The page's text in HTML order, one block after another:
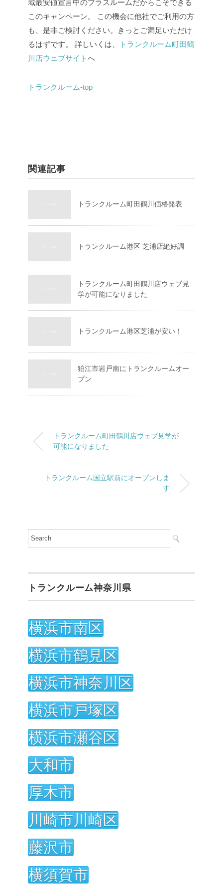
域最安値宣言中のプラスルームだからこそできる
このキャンペーン。
この機会に他社でご利用の方
も、是非ご検討ください。きっとご満足いただけ
るはずです。
詳しいくは、
トランクルーム町田鶴
川店ウェブサイトへ
トランクルーム-top
関連記事
トランクルーム町田鶴川価格発表
トランクルーム港区 芝浦店絶好調
トランクルーム町田鶴川店ウェブ見
学が可能になりました
トランクルーム港区芝浦が安い！
狛江市岩戸南にトランクルームオー
プン
トランクルーム町田鶴川店ウェブ見学が
可能になりました
トランクルーム国立駅前にオープンしま
す
トランクルーム神奈川県
横浜市南区
横浜市鶴見区
横浜市神奈川区
横浜市戸塚区
横浜市瀬谷区
大和市
厚木市
川崎市川崎区
藤沢市
横須賀市